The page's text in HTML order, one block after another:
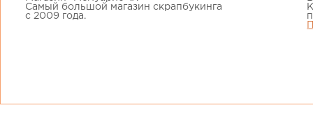
Самый большой магазин скрапбукинга
с 2009 года.